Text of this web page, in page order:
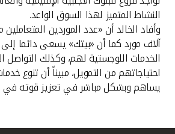
النشاط المتميز لهذا السوق الواعد.
آلاف مورد كما أن «بيتك» يسعى دائما
الخدمات اللوجستية لهم، وكذلك التواصل
احتياجاتهم من التمويل، مبيناً أن تنوع
يساهم وبشكل مباشر في تعزيز قوته